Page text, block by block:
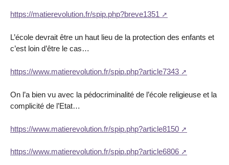
https://matierevolution.fr/spip.php?breve1351
L’école devrait être un haut lieu de la protection des enfants et
c’est loin d’être le cas…
https://www.matierevolution.fr/spip.php?article7343
On l’a bien vu avec la pédocriminalité de l’école religieuse et la
complicité de l’Etat…
https://www.matierevolution.fr/spip.php?article8150
https://www.matierevolution.fr/spip.php?article6806